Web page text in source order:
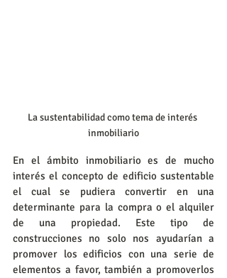
La sustentabilidad como tema de interés
inmobiliario
En el ámbito inmobiliario es de mucho
interés el concepto de edificio sustentable
el cual se pudiera convertir en una
determinante para la compra o el alquiler
de una propiedad. Este tipo de
construcciones no solo nos ayudarían a
promover los edificios con una serie de
elementos a favor, también a promoverlos